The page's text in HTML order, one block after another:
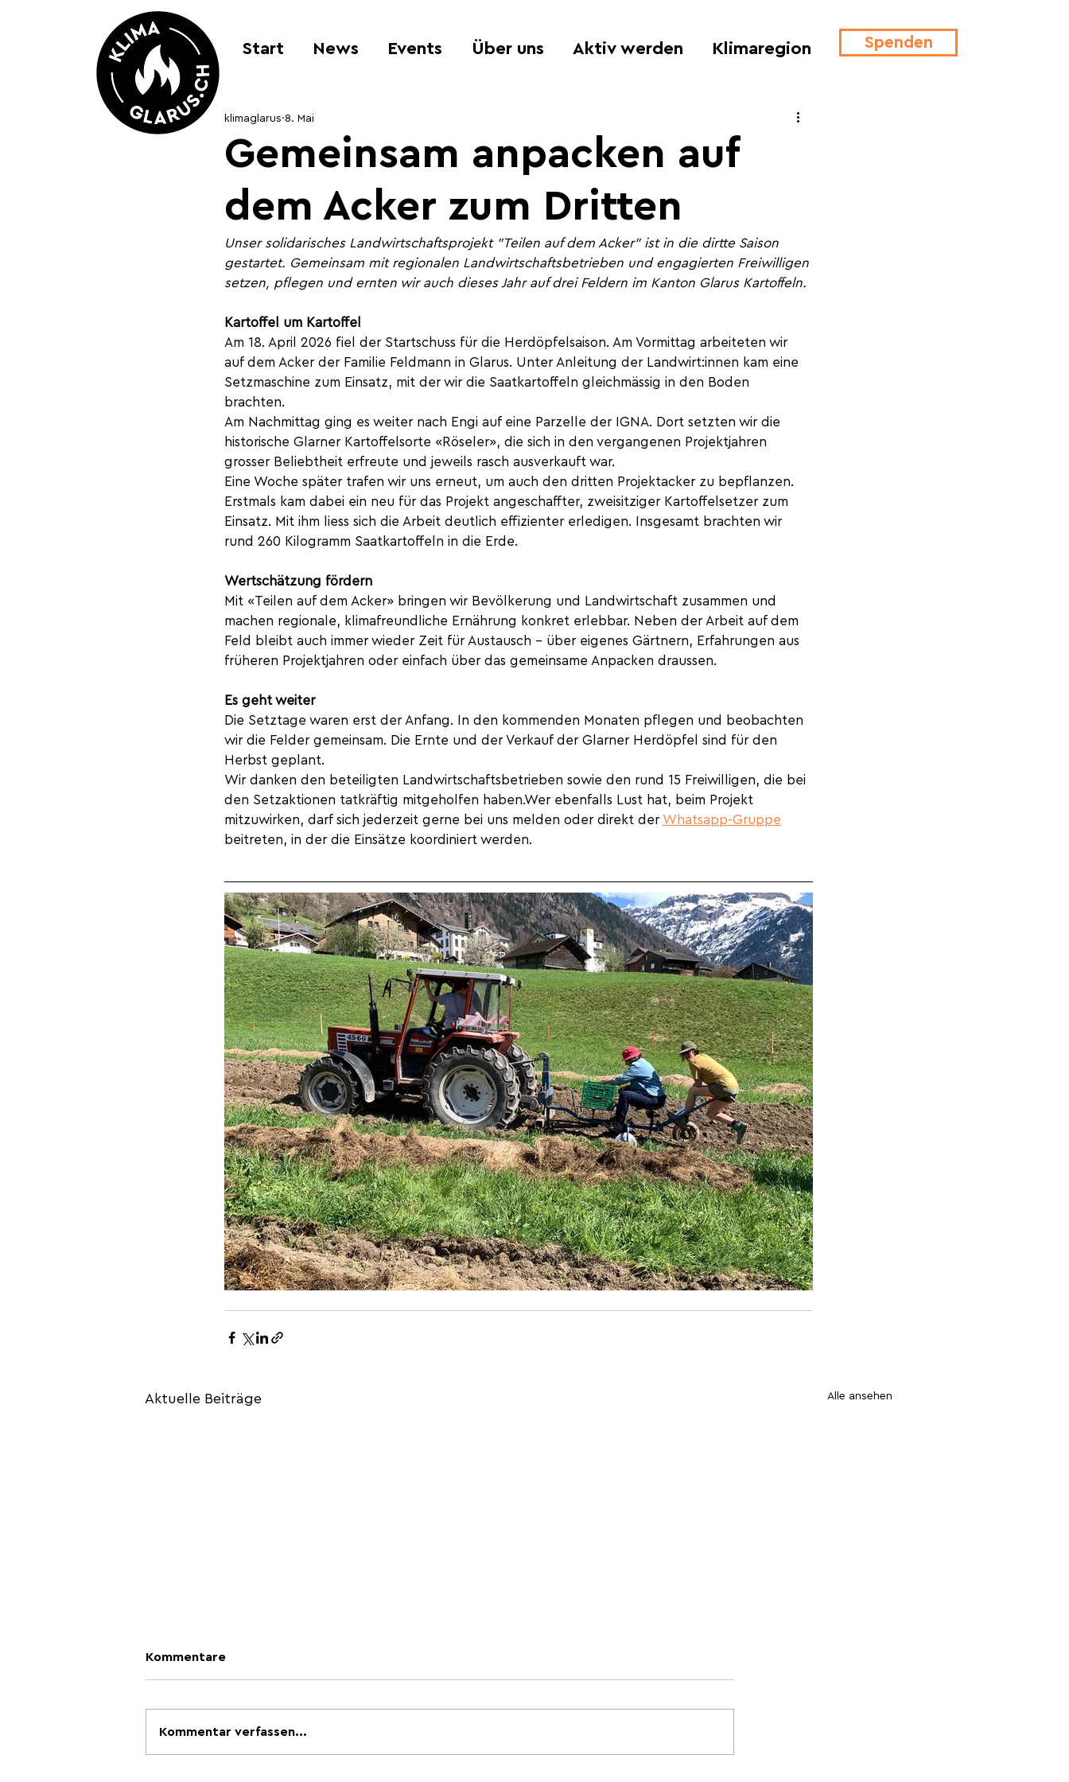
Start News Events Über uns Aktiv werden Klimaregion Spenden
Gemeinsam anpacken auf
dem Acker zum Dritten
klimaglarus 8. Mai
Unser solidarisches Landwirtschaftsprojekt "Teilen auf dem Acker" ist in die dirtte Saison
gestartet. Gemeinsam mit regionalen Landwirtschaftsbetrieben und engagierten Freiwilligen
setzen, pflegen und ernten wir auch dieses Jahr auf drei Feldern im Kanton Glarus Kartoffeln.
Kartoffel um Kartoffel
Am 18. April 2026 fiel der Startschuss für die Herdöpfelsaison. Am Vormittag arbeiteten wir
auf dem Acker der Familie Feldmann in Glarus. Unter Anleitung der Landwirt:innen kam eine
Setzmaschine zum Einsatz, mit der wir die Saatkartoffeln gleichmässig in den Boden
brachten.
Am Nachmittag ging es weiter nach Engi auf eine Parzelle der IGNA. Dort setzten wir die
historische Glarner Kartoffelsorte «Röseler», die sich in den vergangenen Projektjahren
grosser Beliebtheit erfreute und jeweils rasch ausverkauft war.
Eine Woche später trafen wir uns erneut, um auch den dritten Projektacker zu bepflanzen.
Erstmals kam dabei ein neu für das Projekt angeschaffter, zweisitziger Kartoffelsetzer zum
Einsatz. Mit ihm liess sich die Arbeit deutlich effizienter erledigen. Insgesamt brachten wir
rund 260 Kilogramm Saatkartoffeln in die Erde.
Wertschätzung fördern
Mit «Teilen auf dem Acker» bringen wir Bevölkerung und Landwirtschaft zusammen und
machen regionale, klimafreundliche Ernährung konkret erlebbar. Neben der Arbeit auf dem
Feld bleibt auch immer wieder Zeit für Austausch – über eigenes Gärtnern, Erfahrungen aus
früheren Projektjahren oder einfach über das gemeinsame Anpacken draussen.
Es geht weiter
Die Setztage waren erst der Anfang. In den kommenden Monaten pflegen und beobachten
wir die Felder gemeinsam. Die Ernte und der Verkauf der Glarner Herdöpfel sind für den
Herbst geplant.
Wir danken den beteiligten Landwirtschaftsbetrieben sowie den rund 15 Freiwilligen, die bei
den Setzaktionen tatkräftig mitgeholfen haben.Wer ebenfalls Lust hat, beim Projekt
mitzuwirken, darf sich jederzeit gerne bei uns melden oder direkt der Whatsapp-Gruppe
beitreten, in der die Einsätze koordiniert werden.
Aktuelle Beiträge Alle ansehen
Kommentare
Kommentar verfassen...